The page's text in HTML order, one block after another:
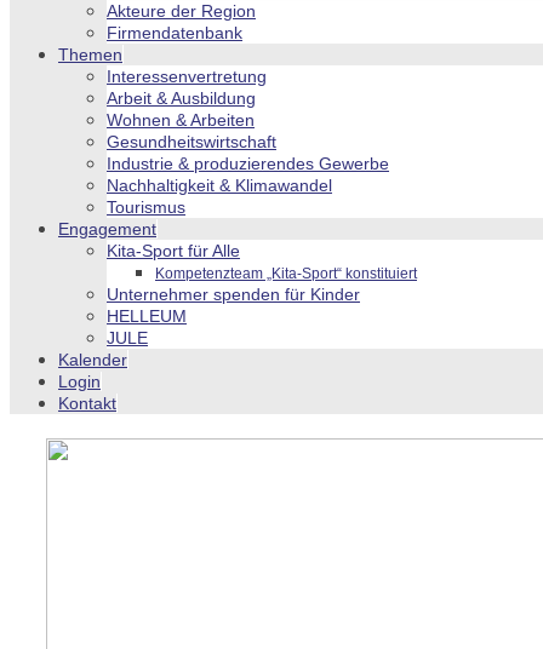
Akteure der Region
Firmendatenbank
Themen
Interessenvertretung
Arbeit & Ausbildung
Wohnen & Arbeiten
Gesundheitswirtschaft
Industrie & produzierendes Gewerbe
Nachhaltigkeit & Klimawandel
Tourismus
Engagement
Kita-Sport für Alle
Kompetenzteam „Kita-Sport“ konstituiert
Unternehmer spenden für Kinder
HELLEUM
JULE
Kalender
Login
Kontakt